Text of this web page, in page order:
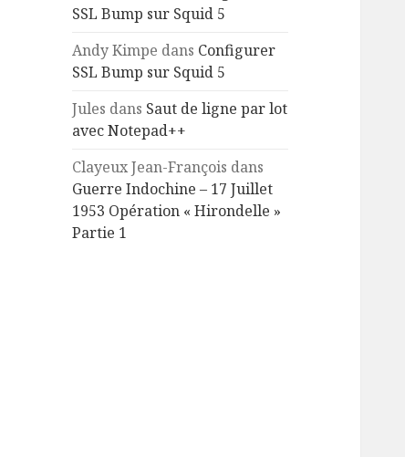
SSL Bump sur Squid 5
Andy Kimpe dans Configurer
SSL Bump sur Squid 5
Jules dans Saut de ligne par lot
avec Notepad++
Clayeux Jean-François dans
Guerre Indochine – 17 Juillet
1953 Opération « Hirondelle »
Partie 1